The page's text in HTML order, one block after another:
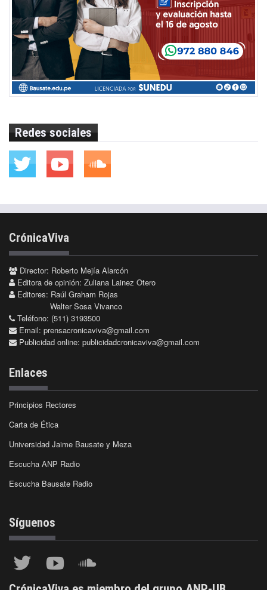
Redes sociales
CrónicaViva
Director: Roberto Mejía Alarcón
Editora de opinión: Zuliana Lainez Otero
Editores: Raúl Graham Rojas
Walter Sosa Vivanco
Teléfono: (511) 3193500
Email: prensacronicaviva@gmail.com
Publicidad online: publicidadcronicaviva@gmail.com
Enlaces
Principios Rectores
Carta de Ética
Universidad Jaime Bausate y Meza
Escucha ANP Radio
Escucha Bausate Radio
Síguenos